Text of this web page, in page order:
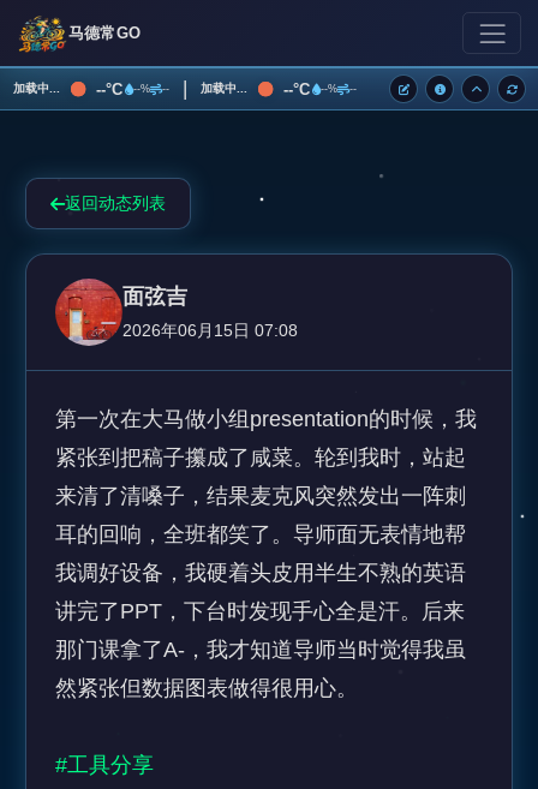
马德常GO
加载中... --°C --% -- | 加载中... --°C --% --
返回动态列表
面弦吉
2026年06月15日 07:08
第一次在大马做小组presentation的时候，我
紧张到把稿子攥成了咸菜。轮到我时，站起
来清了清嗓子，结果麦克风突然发出一阵刺
耳的回响，全班都笑了。导师面无表情地帮
我调好设备，我硬着头皮用半生不熟的英语
讲完了PPT，下台时发现手心全是汗。后来
那门课拿了A-，我才知道导师当时觉得我虽
然紧张但数据图表做得很用心。
#工具分享